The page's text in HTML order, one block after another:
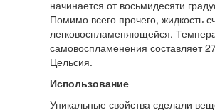
начинается от восьмидесяти
Помимо всего прочего, жидкость
легковоспламеняющейся.
самовоспламенения составляет
Цельсия.
Использование
Уникальные свойства сделали